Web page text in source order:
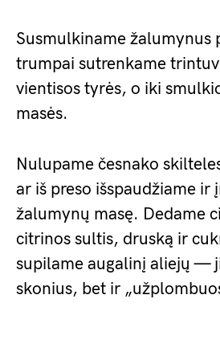
Susmulkiname žalumynus
trumpai sutrenkame
vientisos tyrės, o iki
masės.
Nulupame česnako
ar iš preso išspaudžiame ir
žalumynų masę. Dedame
citrinos sultis, druską ir
supilame augalinį aliejų —
skonius, bet ir